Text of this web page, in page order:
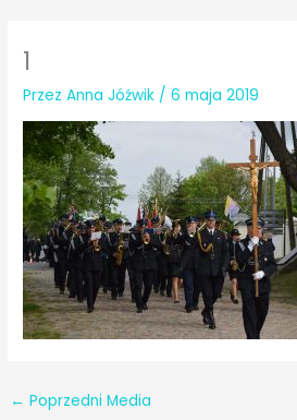
1
PrzezAnna Jóźwik /6 maja 2019
← Poprzedni Media